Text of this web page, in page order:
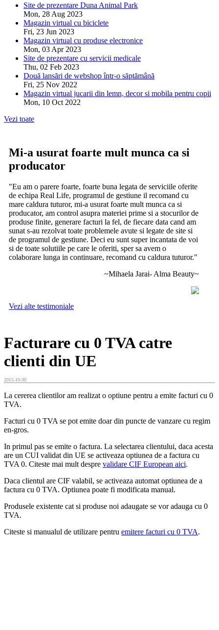
Site de prezentare Duna Animal Park
Mon, 28 Aug 2023
Magazin virtual cu biciclete
Fri, 23 Jun 2023
Magazin virtual cu produse electronice
Mon, 03 Apr 2023
Site de prezentare cu servicii medicale
Thu, 02 Feb 2023
Două lansări de webshop într-o săptămână
Fri, 25 Nov 2022
Magazin virtual jucarii din lemn, decor si mobila pentru copii
Mon, 10 Oct 2022
Vezi toate
Mi-a usurat foarte mult munca ca si
producator
"Eu am o parere foarte, foarte buna legata de serviciile oferite
de echipa Real Life, programul de gestiune il recomand cu
mare caldura tuturor, mi-a usurat foarte mult munca ca si
producator, am control asupra materiei prime si a stocurilor de
produse finite, generare facturi la fel, de fiecare data cand am
sunat s-au rezolvat toate problemele avute si legate de site si
de programul de gestiune. Deci eu sunt super incantata de voi
si de toate solutiile pe care le oferiti, sper sa avem o
colaborare lunga in continuare, recomand cu caldura tuturor."
~Mihaela Jarai- Alma Beauty~
Vezi alte testimoniale
Facturare cu 0 TVA catre
clienti din UE
2015-10-30
La cererea clientilor am realizat o optiune pentru a emite facturi cu 0
TVA.
Facturi cu 0 TVA se pot emite doar din puncte de vanzare cu regim
en-gros.
In primul pas se emite o factura. La selectarea clientului, daca acesta
are un CUI validat din UE se activeaza optiunea de a factura cu
TVA 0. Citeste mai mult despre validare CIF European aici.
Daca clientul are CIF valabil, se activeaza automat optiunea de a
factura cu 0 TVA. Optiunea poate fi modificata manual.
Produsele existente cat si produse noi adaugate se vor adauga cu 0
TVA.
Citeste si manualul de utilizare pentru emitere facturi cu 0 TVA.